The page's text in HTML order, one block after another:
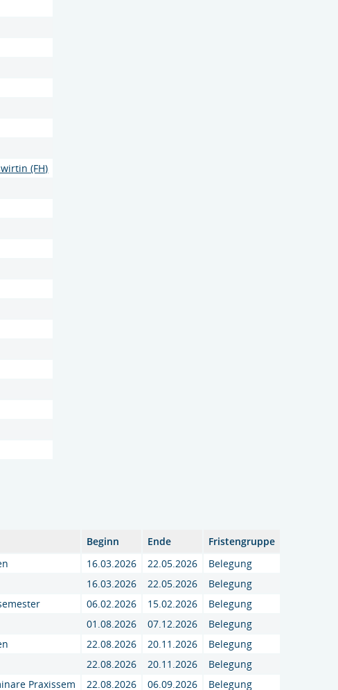
(FH)
Beginn Ende
Fristengruppe
16.03.2026 22.05.2026
Belegung
16.03.2026 22.05.2026
Belegung
06.02.2026 15.02.2026
Belegung
01.08.2026 07.12.2026
Belegung
22.08.2026 20.11.2026
Belegung
22.08.2026 20.11.2026
Belegung
Praxissem
22.08.2026 06.09.2026 Belegung